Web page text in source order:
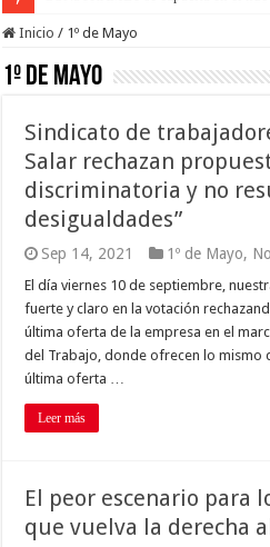
Inicio / 1º de Mayo
1º de Mayo
Sindicato de
Salar rechazan
discriminatoria y no
desigualdades”
Sep 14, 2021 1º de Mayo,
El día viernes 10 de septiembre,
fuerte y claro en la votación
última oferta de la empresa en el
del Trabajo, donde ofrecen lo mismo
última oferta …
Leer más
El peor escenario para
que vuelva la derecha